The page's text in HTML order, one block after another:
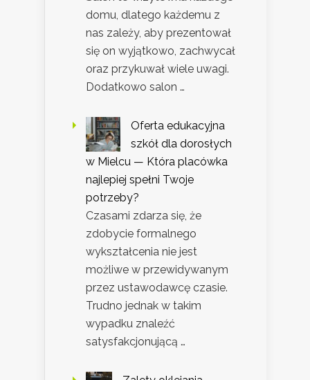
domu, dlatego każdemu z
nas zależy, aby prezentował
się on wyjątkowo, zachwycał
oraz przykuwał wiele uwagi.
Dodatkowo salon …
Oferta edukacyjna
szkół dla dorosłych
w Mielcu — Która placówka
najlepiej spełni Twoje
potrzeby?
Czasami zdarza się, że
zdobycie formalnego
wykształcenia nie jest
możliwe w przewidywanym
przez ustawodawcę czasie.
Trudno jednak w takim
wypadku znaleźć
satysfakcjonującą …